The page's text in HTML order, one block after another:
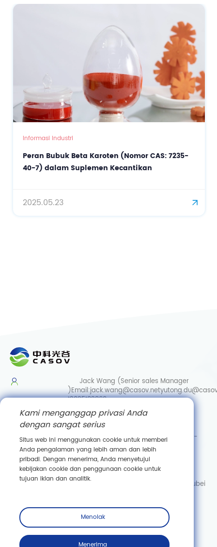
Informasi Industri
Peran Bubuk Beta Karoten (Nomor CAS: 7235-
40-7) dalam Suplemen Kecantikan
2025.05.23
Jack Wang (Senior sales Manager
)Email:jack.wang@casov.net
13035103869
Services & Suggestions
Email:info@casovbio.net
Direct/Wechat:
0086-
15307143249
Wuhan Synthetic Biology Innovation Hub
No. 89, Gaokeyuan 3rd Road,
Donghu New Technology Development Zone, Wuhan, Hubei
Berlangganan
Kami menganggap privasi Anda
dengan sangat serius
Situs web ini menggunakan cookie untuk memberi
Anda pengalaman yang lebih aman dan lebih
pribadi. Dengan menerima, Anda menyetujui
kebijakan cookie dan penggunaan cookie untuk
tujuan iklan dan analitik.
Menolak
Menerima